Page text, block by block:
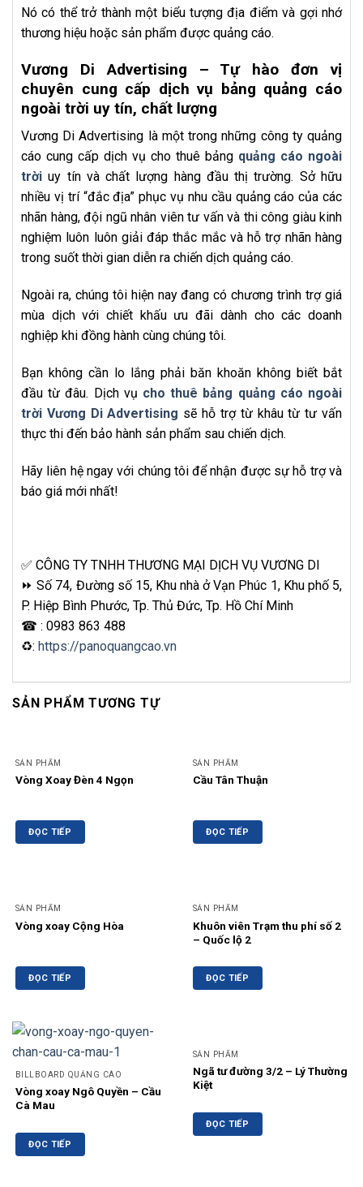
Nó có thể trở thành một biểu tượng địa điểm và gợi nhớ
thương hiệu hoặc sản phẩm được quảng cáo.
Vương Di Advertising – Tự hào đơn vị
chuyên cung cấp dịch vụ bảng quảng cáo
ngoài trời uy tín, chất lượng
Vương Di Advertising là một trong những công ty quảng
cáo cung cấp dịch vụ cho thuê bảng quảng cáo ngoài
trời uy tín và chất lượng hàng đầu thị trường. Sở hữu
nhiều vị trí “đắc địa” phục vụ nhu cầu quảng cáo của các
nhãn hàng, đội ngũ nhân viên tư vấn và thi công giàu kinh
nghiệm luôn luôn giải đáp thắc mắc và hỗ trợ nhãn hàng
trong suốt thời gian diễn ra chiến dịch quảng cáo.
Ngoài ra, chúng tôi hiện nay đang có chương trình trợ giá
mùa dịch với chiết khấu ưu đãi dành cho các doanh
nghiệp khi đồng hành cùng chúng tôi.
Bạn không cần lo lắng phải băn khoăn không biết bắt
đầu từ đâu. Dịch vụ cho thuê bảng quảng cáo ngoài
trời Vương Di Advertising sẽ hỗ trợ từ khâu từ tư vấn
thực thi đến bảo hành sản phẩm sau chiến dịch.
Hãy liên hệ ngay với chúng tôi để nhận được sự hỗ trợ và
báo giá mới nhất!
✅ CÔNG TY TNHH THƯƠNG MẠI DỊCH VỤ VƯƠNG DI
⏩ Số 74, Đường số 15, Khu nhà ở Vạn Phúc 1, Khu phố 5,
P. Hiệp Bình Phước, Tp. Thủ Đức, Tp. Hồ Chí Minh
☎ : 0983 863 488
♻: https://panoquangcao.vn
SẢN PHẨM TƯƠNG TỰ
SẢN PHẨM
Vòng Xoay Đèn 4 Ngọn
ĐỌC TIẾP
SẢN PHẨM
Cầu Tân Thuận
ĐỌC TIẾP
SẢN PHẨM
Vòng xoay Cộng Hòa
ĐỌC TIẾP
SẢN PHẨM
Khuôn viên Trạm thu phí số 2
– Quốc lộ 2
ĐỌC TIẾP
BILLBOARD QUẢNG CÁO
Vòng xoay Ngô Quyền – Cầu
Cà Mau
ĐỌC TIẾP
SẢN PHẨM
Ngã tư đường 3/2 – Lý Thường
Kiệt
ĐỌC TIẾP